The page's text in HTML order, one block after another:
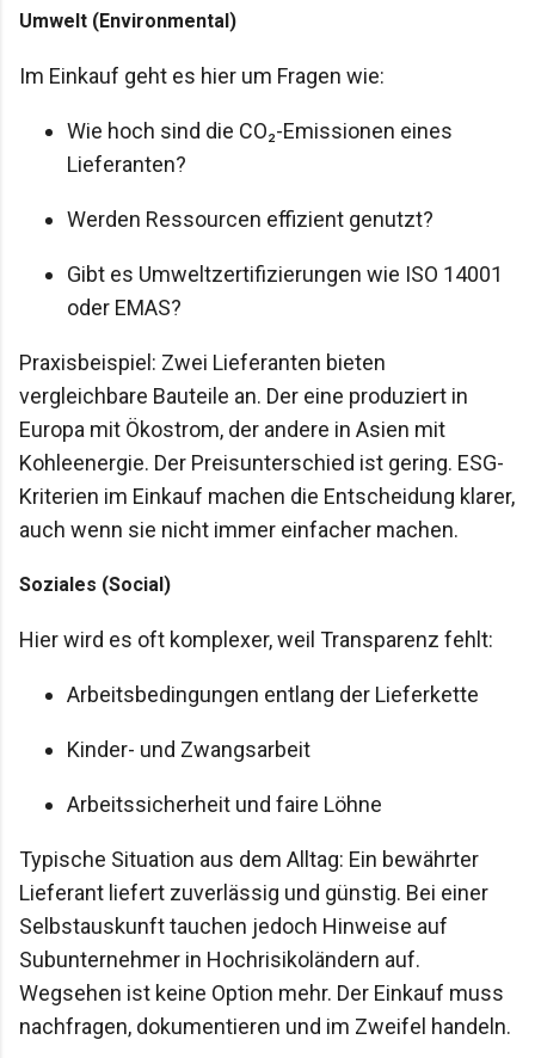
Umwelt (Environmental)
Im Einkauf geht es hier um Fragen wie:
Wie hoch sind die CO₂-Emissionen eines
Lieferanten?
Werden Ressourcen effizient genutzt?
Gibt es Umweltzertifizierungen wie ISO 14001
oder EMAS?
Praxisbeispiel: Zwei Lieferanten bieten
vergleichbare Bauteile an. Der eine produziert in
Europa mit Ökostrom, der andere in Asien mit
Kohleenergie. Der Preisunterschied ist gering. ESG-
Kriterien im Einkauf machen die Entscheidung klarer,
auch wenn sie nicht immer einfacher machen.
Soziales (Social)
Hier wird es oft komplexer, weil Transparenz fehlt:
Arbeitsbedingungen entlang der Lieferkette
Kinder- und Zwangsarbeit
Arbeitssicherheit und faire Löhne
Typische Situation aus dem Alltag: Ein bewährter
Lieferant liefert zuverlässig und günstig. Bei einer
Selbstauskunft tauchen jedoch Hinweise auf
Subunternehmer in Hochrisikoländern auf.
Wegsehen ist keine Option mehr. Der Einkauf muss
nachfragen, dokumentieren und im Zweifel handeln.